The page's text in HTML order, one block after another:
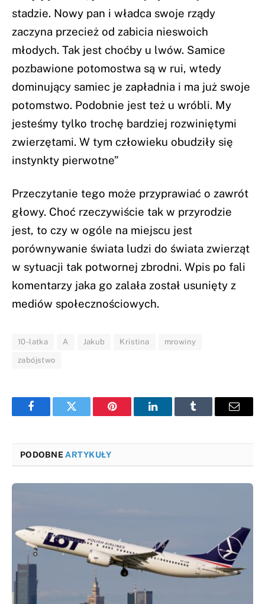
stadzie. Nowy pan i władca swoje rządy
zaczyna przecież od zabicia nieswoich
młodych. Tak jest choćby u lwów. Samice
pozbawione potomostwa są w rui, wtedy
dominujący samiec je zapładnia i ma już swoje
potomstwo. Podobnie jest też u wróbli. My
jesteśmy tylko trochę bardziej rozwiniętymi
zwierzętami. W tym człowieku obudziły się
instynkty pierwotne”
Przeczytanie tego może przyprawiać o zawrót
głowy. Choć rzeczywiście tak w przyrodzie
jest, to czy w ogóle na miejscu jest
porównywanie świata ludzi do świata zwierząt
w sytuacji tak potwornej zbrodni. Wpis po fali
komentarzy jaka go zalała został usunięty z
mediów społecznościowych.
10-latka A Jakub Kristina mrowiny
zabójstwo
FacebookTwitter Pinterest LinkedInTumblr Email
PODOBNE ARTYKUŁY